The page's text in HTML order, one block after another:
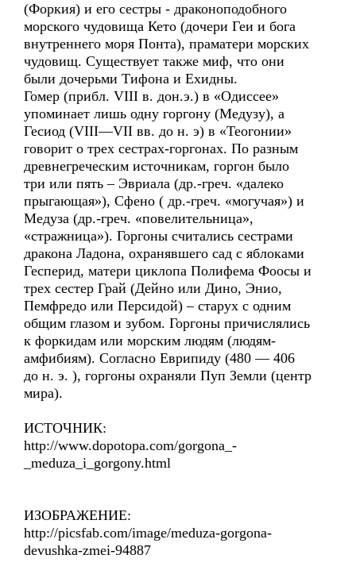
(Форкия) и его сестры - драконоподобного
морского чудовища Кето (дочери Геи и бога
внутреннего моря Понта), праматери морских
чудовищ. Существует также миф, что они
были дочерьми Тифона и Ехидны.
Гомер (прибл. VIII в. дон.э.) в «Одиссее»
упоминает лишь одну горгону (Медузу), а
Гесиод (VIII—VII вв. до н. э) в «Теогонии»
говорит о трех сестрах-горгонах. По разным
древнегреческим источникам, горгон было
три или пять – Эвриала (др.-греч. «далеко
прыгающая»), Сфено ( др.-греч. «могучая») и
Медуза (др.-греч. «повелительница»,
«стражница»). Горгоны считались сестрами
дракона Ладона, охранявшего сад с яблоками
Гесперид, матери циклопа Полифема Фоосы и
трех сестер Грай (Дейно или Дино, Энио,
Пемфредо или Персидой) – старух с одним
общим глазом и зубом. Горгоны причислялись
к форкидам или морским людям (людям-
амфибиям). Согласно Еврипиду (480 — 406
до н. э. ), горгоны охраняли Пуп Земли (центр
мира).
ИСТОЧНИК:
http://www.dopotopa.com/gorgona_-
_meduza_i_gorgony.html
ИЗОБРАЖЕНИЕ:
http://picsfab.com/image/meduza-gorgona-
devushka-zmei-94887